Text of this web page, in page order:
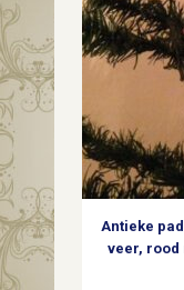
Antieke
veer, rood